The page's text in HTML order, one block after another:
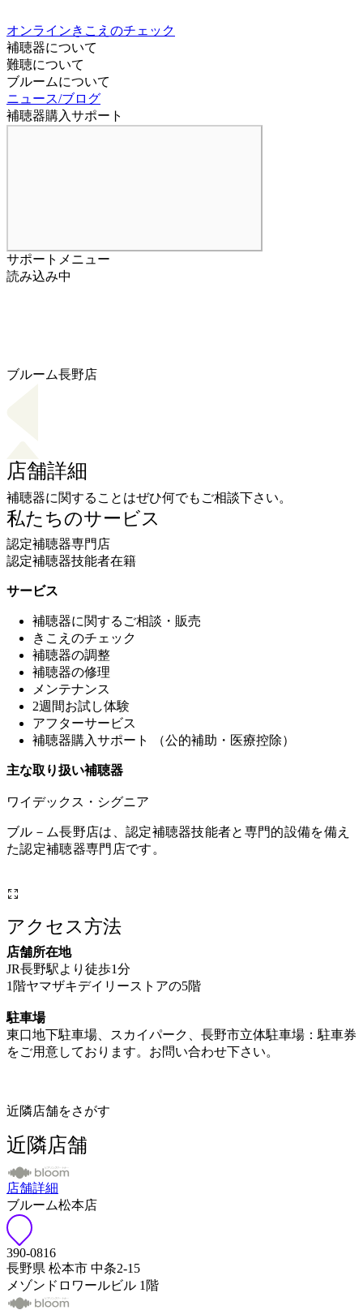
オンラインきこえのチェック
補聴器について
難聴について
ブルームについて
ニュース/ブログ
補聴器購入サポート
サポートメニュー
読み込み中
ブルーム長野店
店舗詳細
補聴器に関することはぜひ何でもご相談下さい。
私たちのサービス
認定補聴器専門店
認定補聴器技能者在籍
サービス
補聴器に関するご相談・販売
きこえのチェック
補聴器の調整
補聴器の修理
メンテナンス
2週間お試し体験
アフターサービス
補聴器購入サポート （公的補助・医療控除）
主な取り扱い補聴器
ワイデックス・シグニア
ブル－ム長野店は、認定補聴器技能者と専門的設備を備え
た認定補聴器専門店です。
アクセス方法
店舗所在地
JR長野駅より徒歩1分
1階ヤマザキデイリーストアの5階
駐車場
東口地下駐車場、スカイパーク、長野市立体駐車場：駐車券
をご用意しております。お問い合わせ下さい。
近隣店舗をさがす
近隣店舗
店舗詳細
ブルーム松本店
390-0816
長野県 松本市 中条2-15
メゾンドロワールビル 1階